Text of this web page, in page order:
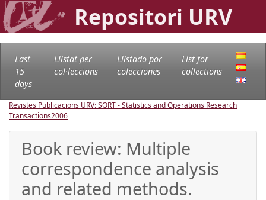
Repositori URV
Last
15
days
Llistat per
col·leccions
Llistado por
colecciones
List for
collections
Revistes Publicacions URV: SORT - Statistics and Operations Research
Transactions2006
Book review: Multiple
correspondence analysis
and related methods.